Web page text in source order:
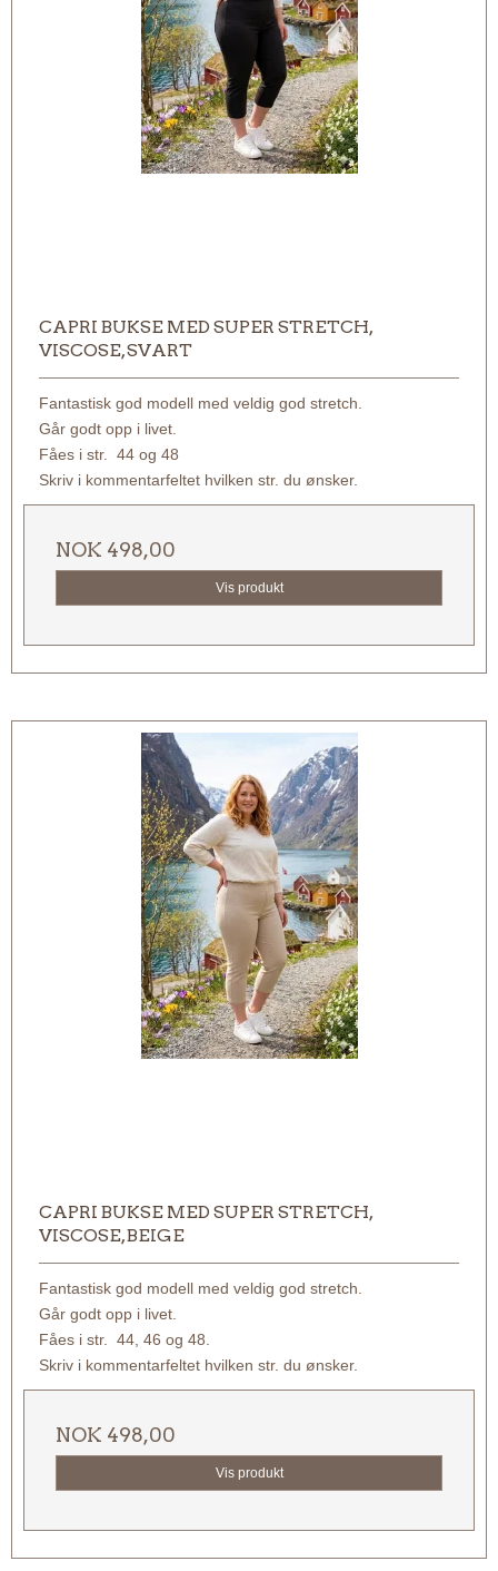
CAPRI BUKSE MED SUPER STRETCH,
VISCOSE, SVART
Fantastisk god modell med veldig god stretch.
Går godt opp i livet.
Fåes i str. 44 og 48
Skriv i kommentarfeltet hvilken str. du ønsker.
NOK 498,00
Vis produkt
CAPRI BUKSE MED SUPER STRETCH,
VISCOSE, BEIGE
Fantastisk god modell med veldig god stretch.
Går godt opp i livet.
Fåes i str. 44, 46 og 48.
Skriv i kommentarfeltet hvilken str. du ønsker.
NOK 498,00
Vis produkt